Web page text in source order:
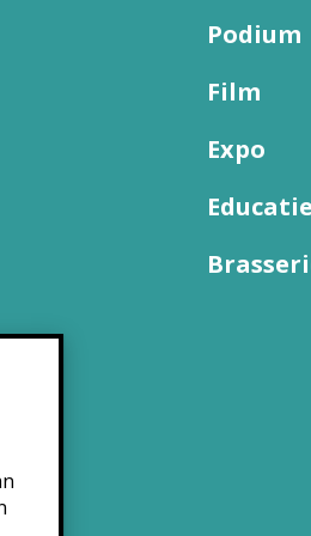
Podium
Film
Expo
Educatie